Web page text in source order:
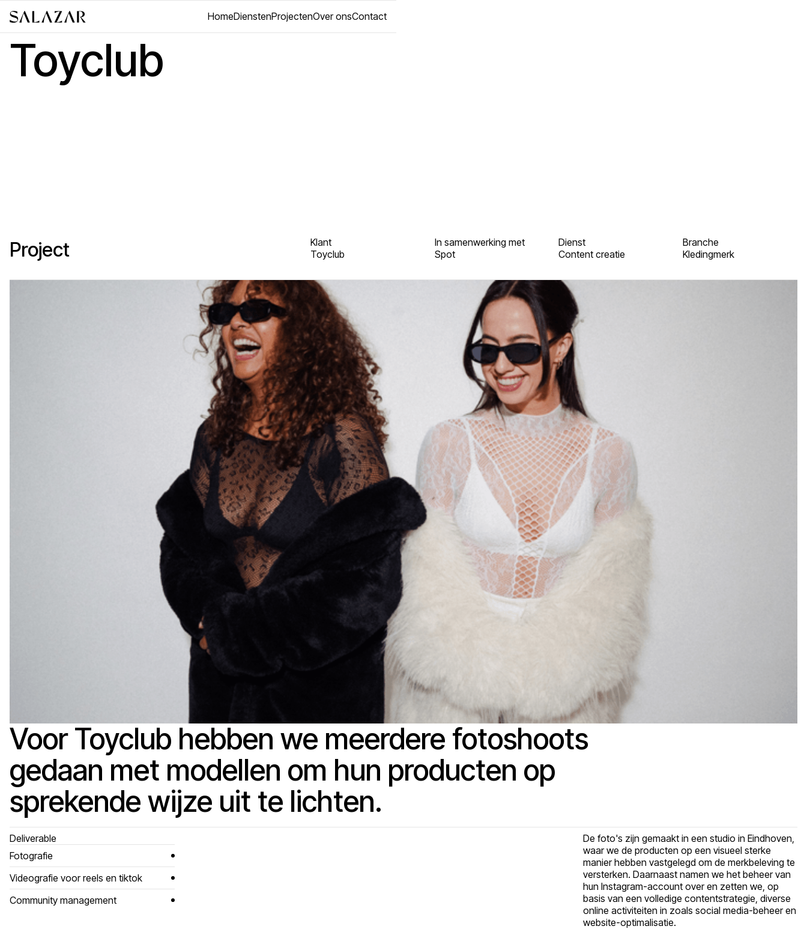
HomeDienstenProjectenOver onsContact
Toyclub
Project
Klant
Toyclub
In samenwerking met
Spot
Dienst
Content creatie
Branche
Kledingmerk
Voor Toyclub hebben we meerdere fotoshoots
gedaan met modellen om hun producten op
sprekende wijze uit te lichten.
Deliverable
Fotografie
Videografie voor reels en tiktok
Community management
De foto's zijn gemaakt in een studio in Eindhoven,
waar we de producten op een visueel sterke
manier hebben vastgelegd om de merkbeleving te
versterken. Daarnaast namen we het beheer van
hun Instagram-account over en zetten we, op
basis van een volledige contentstrategie, diverse
online activiteiten in zoals social media-beheer en
website-optimalisatie.